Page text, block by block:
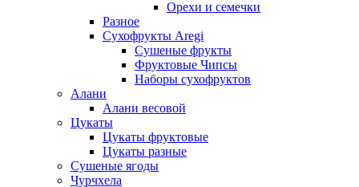
Орехи и семечки
Разное
Сухофрукты Aregi
Сушеные фрукты
Фруктовые Чипсы
Наборы сухофруктов
Алани
Алани весовой
Цукаты
Цукаты фруктовые
Цукаты разные
Сушеные ягоды
Чурчхела